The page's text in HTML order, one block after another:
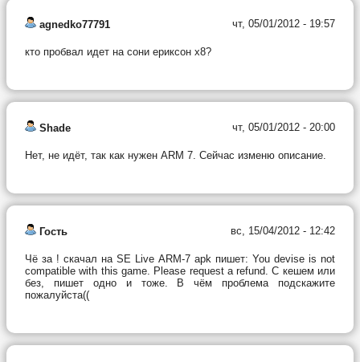
agnedko77791 чт, 05/01/2012 - 19:57
кто пробвал идет на сони ериксон х8?
Shade чт, 05/01/2012 - 20:00
Нет, не идёт, так как нужен ARM 7. Сейчас изменю описание.
Гость вс, 15/04/2012 - 12:42
Чё за ! скачал на SE Live ARM-7 apk пишет: You devise is not
compatible with this game. Please request a refund. С кешем или
без, пишет одно и тоже. В чём проблема подскажите
пожалуйста((